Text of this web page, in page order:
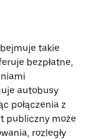
takie
bezpłatne,
autobusy
połączenia z
publiczny może
rozległy